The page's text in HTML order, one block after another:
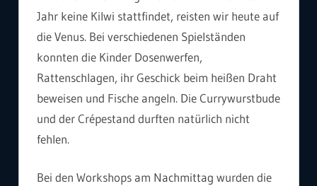
Jahr keine Kilwi stattfindet, reisten wir heute auf
die Venus. Bei verschiedenen Spielständen
konnten die Kinder Dosenwerfen,
Rattenschlagen, ihr Geschick beim heißen Draht
beweisen und Fische angeln. Die Currywurstbude
und der Crépestand durften natürlich nicht
fehlen.
Bei den Workshops am Nachmittag wurden die